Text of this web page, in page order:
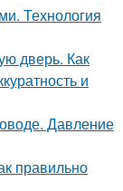
Технология
дверь. Как
и
Давление
правильно